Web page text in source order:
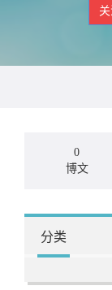
0
博文
分类